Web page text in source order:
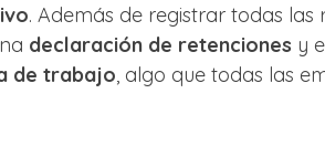
. Además de registrar todas
declaración de retenciones y
de trabajo, algo que todas las